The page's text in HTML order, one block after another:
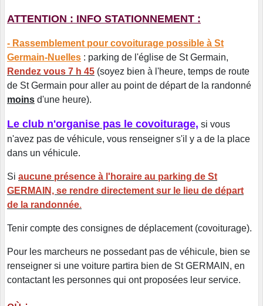
ATTENTION : INFO STATIONNEMENT :
- Rassemblement pour covoiturage possible à St
Germain-Nuelles : parking de l'église de St Germain,
Rendez vous 7 h 45 (soyez bien à l'heure, temps de route
de St Germain pour aller au point de départ de la randonné
moins d'une heure).
Le club n'organise pas le covoiturage, si vous
n'avez pas de véhicule, vous renseigner s'il y a de la place
dans un véhicule.
Si aucune présence à l'horaire au parking de St
GERMAIN, se rendre directement sur le lieu de départ
de la randonnée.
Tenir compte des consignes de déplacement (covoiturage).
Pour les marcheurs ne possedant pas de véhicule, bien se
renseigner si une voiture partira bien de St GERMAIN, en
contactant les personnes qui ont proposées leur service.